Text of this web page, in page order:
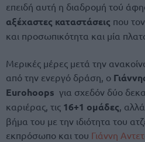
επειδή αυτή η διαδρομή τού
αξέχαστες καταστάσεις που
και προσωπικότητα και μία
Μερικές μέρες μετά την
από την ενεργό δράση, ο
Eurohoops για σχεδόν δύο
καριέρας, τις 16+1 ομάδες ,
βήμα του με την ιδιότητα του
εκπρόσωπο και του Γιάννη